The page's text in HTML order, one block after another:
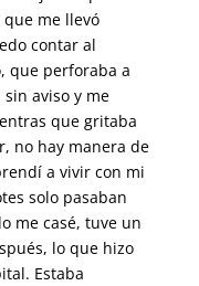
me llevó
contar al
que perforaba a
aviso y me
que gritaba
no hay manera de
a vivir con mi
solo pasaban
me casé, tuve un
lo que hizo
Estaba